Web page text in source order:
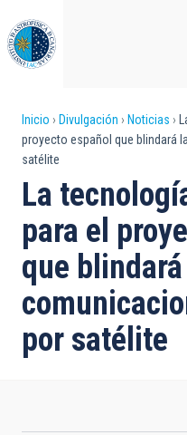
al
contenido
principal
Sobrescribir
enlaces
de
ayuda
a
la
navegación
Inicio Divulgación Noticias
proyecto español que blindará
satélite
La
para el
que
por satélite